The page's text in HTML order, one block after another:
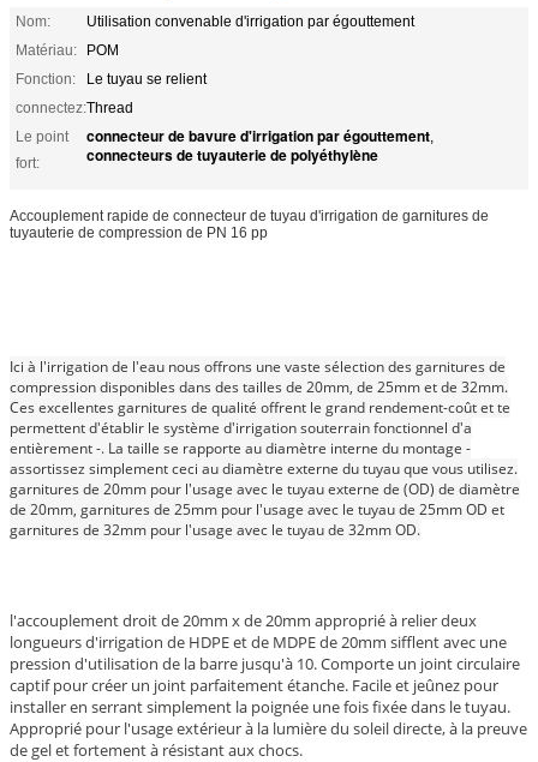
Nom:
Utilisation convenable d'irrigation par égouttement
Matériau:
POM
Fonction:
Le tuyau se relient
connectez:Thread
Le point
fort:
connecteur de bavure d'irrigation par égouttement,
connecteurs de tuyauterie de polyéthylène
Accouplement rapide de connecteur de tuyau d'irrigation de garnitures de
tuyauterie de compression de PN 16 pp
Ici à l'irrigation de l'eau nous offrons une vaste sélection des garnitures de
compression disponibles dans des tailles de 20mm, de 25mm et de 32mm.
Ces excellentes garnitures de qualité offrent le grand rendement-coût et te
permettent d'établir le système d'irrigation souterrain fonctionnel d'a
entièrement -. La taille se rapporte au diamètre interne du montage -
assortissez simplement ceci au diamètre externe du tuyau que vous utilisez.
garnitures de 20mm pour l'usage avec le tuyau externe de (OD) de diamètre
de 20mm, garnitures de 25mm pour l'usage avec le tuyau de 25mm OD et
garnitures de 32mm pour l'usage avec le tuyau de 32mm OD.
l'accouplement droit de 20mm x de 20mm approprié à relier deux
longueurs d'irrigation de HDPE et de MDPE de 20mm sifflent avec une
pression d'utilisation de la barre jusqu'à 10. Comporte un joint circulaire
captif pour créer un joint parfaitement étanche. Facile et jeûnez pour
installer en serrant simplement la poignée une fois fixée dans le tuyau.
Approprié pour l'usage extérieur à la lumière du soleil directe, à la preuve
de gel et fortement à résistant aux chocs.